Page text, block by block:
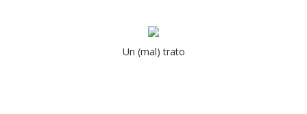
Un (mal) trato